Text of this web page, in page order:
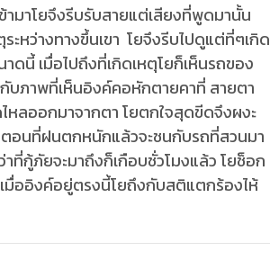
มาโยจึงรีบรับสายแต่เสียงที่พูดมานั้น
ะหว่างทางขึ้นเขา โยจึงรีบไปดูแต่ที่ๆเกิด
ดนี้ เมื่อไปถึงที่เกิดเหตุโยก็เห็นรถของ
บภาพที่เห็นอิงค์คอหักตายคาที่ สายตา
ลออกมาจากตา โยตกใจสุดขีดจึงผงะ
ตอนที่ฝนตกหนักแล้วจะชนกับรถที่สวนมา
กู้ภัยจะมาถึงก็เกือบชั่วโมงแล้ว โยช็อก
มื่ออิงค์อยู่ตรงนี้โยถึงกับสติแตกร้องไห้